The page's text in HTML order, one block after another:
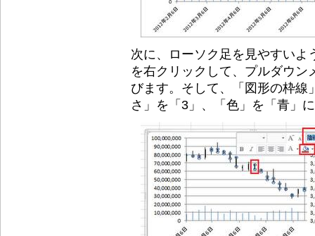
次に、ローソク足を見やすいよ
を右クリックして、プルダウン
びます。そして、「図形の枠線
さ」を「3」、「色」を「青」